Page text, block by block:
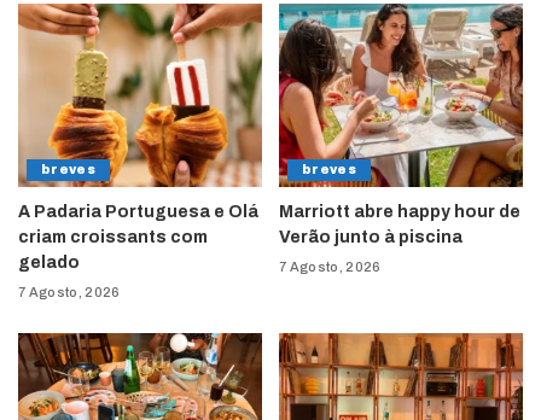
breves
A Padaria Portuguesa e Olá
criam croissants com
gelado
7 Agosto, 2026
breves
Marriott abre happy hour de
Verão junto à piscina
7 Agosto, 2026